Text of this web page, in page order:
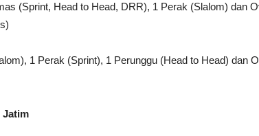
(Sprint, Head to Head, DRR), 1 Perak (Slalom) dan
1 Perak (Sprint), 1 Perunggu (Head to Head) dan
Jatim